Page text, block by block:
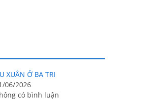
XUÂN Ở BA TRI
06/2026
có bình luận